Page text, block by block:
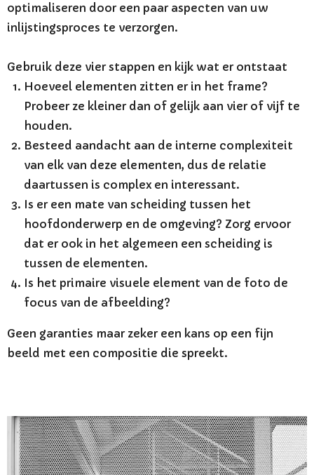
optimaliseren door een paar aspecten van uw
inlijstingsproces te verzorgen.
Gebruik deze vier stappen en kijk wat er ontstaat
Hoeveel elementen zitten er in het frame?
Probeer ze kleiner dan of gelijk aan vier of vijf te
houden.
Besteed aandacht aan de interne complexiteit
van elk van deze elementen, dus de relatie
daartussen is complex en interessant.
Is er een mate van scheiding tussen het
hoofdonderwerp en de omgeving? Zorg ervoor
dat er ook in het algemeen een scheiding is
tussen de elementen.
Is het primaire visuele element van de foto de
focus van de afbeelding?
Geen garanties maar zeker een kans op een fijn
beeld met een compositie die spreekt.